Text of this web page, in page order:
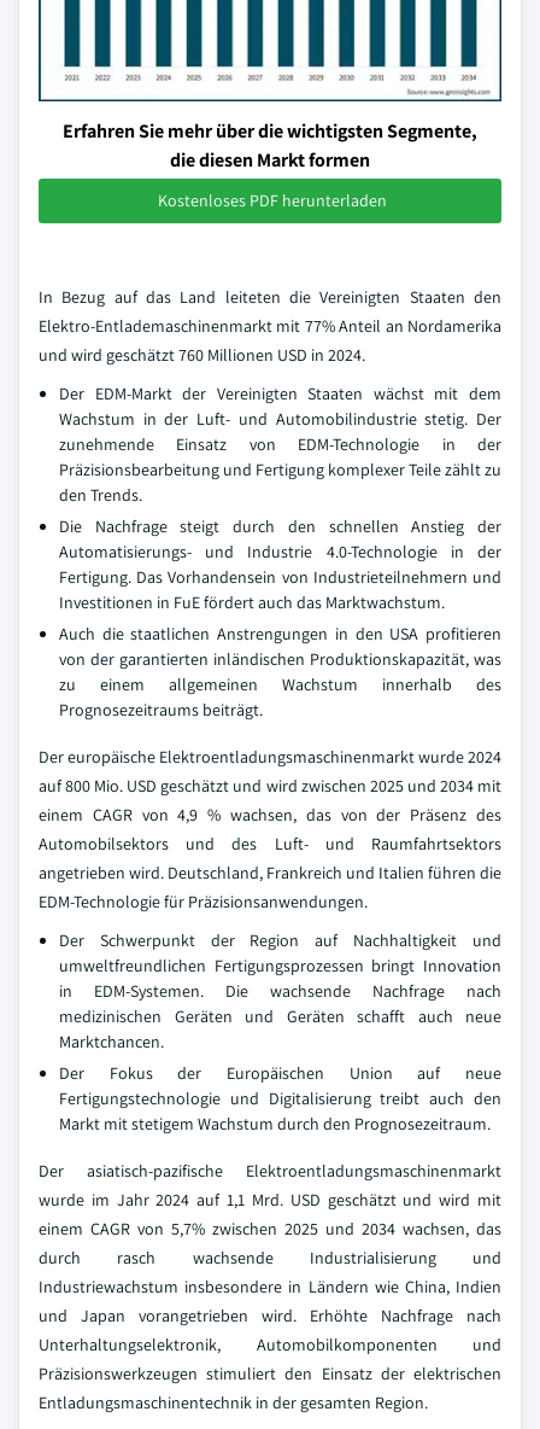
Erfahren Sie mehr über die wichtigsten Segmente,
die diesen Markt formen
Kostenloses PDF herunterladen
In Bezug auf das Land leiteten die Vereinigten Staaten den
Elektro-Entlademaschinenmarkt mit 77% Anteil an Nordamerika
und wird geschätzt 760 Millionen USD in 2024.
Der EDM-Markt der Vereinigten Staaten wächst mit dem
Wachstum in der Luft- und Automobilindustrie stetig. Der
zunehmende Einsatz von EDM-Technologie in der
Präzisionsbearbeitung und Fertigung komplexer Teile zählt zu
den Trends.
Die Nachfrage steigt durch den schnellen Anstieg der
Automatisierungs- und Industrie 4.0-Technologie in der
Fertigung. Das Vorhandensein von Industrieteilnehmern und
Investitionen in FuE fördert auch das Marktwachstum.
Auch die staatlichen Anstrengungen in den USA profitieren
von der garantierten inländischen Produktionskapazität, was
zu einem allgemeinen Wachstum innerhalb des
Prognosezeitraums beiträgt.
Der europäische Elektroentladungsmaschinenmarkt wurde 2024
auf 800 Mio. USD geschätzt und wird zwischen 2025 und 2034 mit
einem CAGR von 4,9 % wachsen, das von der Präsenz des
Automobilsektors und des Luft- und Raumfahrtsektors
angetrieben wird. Deutschland, Frankreich und Italien führen die
EDM-Technologie für Präzisionsanwendungen.
Der Schwerpunkt der Region auf Nachhaltigkeit und
umweltfreundlichen Fertigungsprozessen bringt Innovation
in EDM-Systemen. Die wachsende Nachfrage nach
medizinischen Geräten und Geräten schafft auch neue
Marktchancen.
Der Fokus der Europäischen Union auf neue
Fertigungstechnologie und Digitalisierung treibt auch den
Markt mit stetigem Wachstum durch den Prognosezeitraum.
Der asiatisch-pazifische Elektroentladungsmaschinenmarkt
wurde im Jahr 2024 auf 1,1 Mrd. USD geschätzt und wird mit
einem CAGR von 5,7% zwischen 2025 und 2034 wachsen, das
durch rasch wachsende Industrialisierung und
Industriewachstum insbesondere in Ländern wie China, Indien
und Japan vorangetrieben wird. Erhöhte Nachfrage nach
Unterhaltungselektronik, Automobilkomponenten und
Präzisionswerkzeugen stimuliert den Einsatz der elektrischen
Entladungsmaschinentechnik in der gesamten Region.